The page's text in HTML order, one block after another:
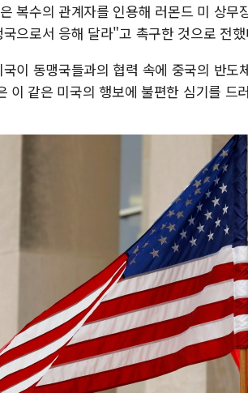
복수의 관계자를 인용해 러몬드 미 상
으로서 응해 달라"고 촉구한 것으로 전
이 동맹국들과의 협력 속에 중국의 반
이 같은 미국의 행보에 불편한 심기를 드